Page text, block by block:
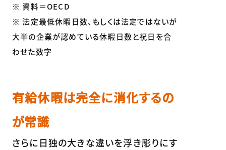
※ 資料＝OECD
※ 法定最低休暇日数、もしくは法定ではないが
大半の企業が認めている休暇日数と祝日を合
わせた数字
有給休暇は完全に消化するの
が常識
さらに日独の大きな違いを浮き彫りにす